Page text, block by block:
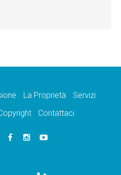
La Proprietà
Servizi
Contattaci